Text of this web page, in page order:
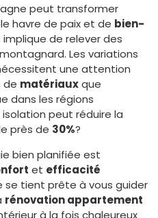
peut transformer
havre de paix et de bien-
de relever des
Les variations
une attention
de matériauxque
dans les régions
peut réduire la
près de 30%?
bien planifiée est
et efficacité
se tient prête à vous guider
rénovation appartement
à la fois chaleureux